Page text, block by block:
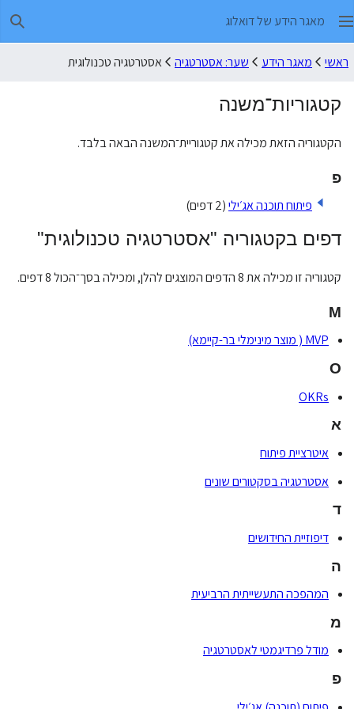
מאגר הידע של דואלוג
ראשי מאגר הידע שער: אסטרטגיה אסטרטגיה טכנולוגית
קטגוריות־משנה
הקטגוריה הזאת מכילה את קטגוריית־המשנה הבאה בלבד.
פ
פיתוח תוכנה אג׳ילי(2 דפים)
דפים בקטגוריה "אסטרטגיה טכנולוגית"
קטגוריה זו מכילה את 8 הדפים המוצגים להלן, ומכילה בסך־הכול 8 דפים.
M
MVP ( מוצר מינימלי בר-קיימא)
O
OKRs
א
איטרציית פיתוח
אסטרטגיה בסקטורים שונים
ד
דיפוזיית החידושים
ה
המהפכה התעשייתית הרביעית
מ
מודל פרדיגמטי לאסטרטגיה
פ